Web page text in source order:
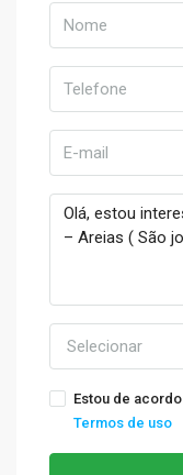
Selecionar
Estou de acordo
Termos de uso